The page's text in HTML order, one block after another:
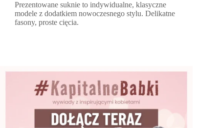
Prezentowane suknie to indywidualne, klasyczne
modele z dodatkiem nowoczesnego stylu. Delikatne
fasony, proste cięcia.